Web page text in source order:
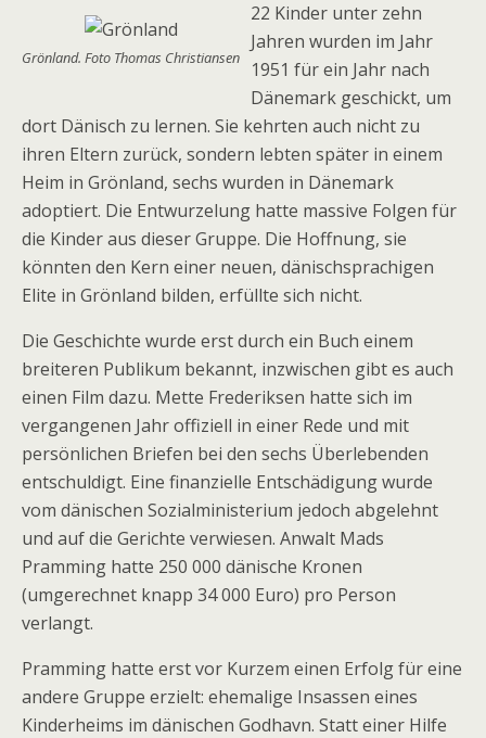
Grönland. Foto Thomas Christiansen
22 Kinder unter zehn
Jahren wurden im Jahr
1951 für ein Jahr nach
Dänemark geschickt, um
dort Dänisch zu lernen. Sie kehrten auch nicht zu
ihren Eltern zurück, sondern lebten später in einem
Heim in Grönland, sechs wurden in Dänemark
adoptiert. Die Entwurzelung hatte massive Folgen für
die Kinder aus dieser Gruppe. Die Hoffnung, sie
könnten den Kern einer neuen, dänischsprachigen
Elite in Grönland bilden, erfüllte sich nicht.
Die Geschichte wurde erst durch ein Buch einem
breiteren Publikum bekannt, inzwischen gibt es auch
einen Film dazu. Mette Frederiksen hatte sich im
vergangenen Jahr offiziell in einer Rede und mit
persönlichen Briefen bei den sechs Überlebenden
entschuldigt. Eine finanzielle Entschädigung wurde
vom dänischen Sozialministerium jedoch abgelehnt
und auf die Gerichte verwiesen. Anwalt Mads
Pramming hatte 250 000 dänische Kronen
(umgerechnet knapp 34 000 Euro) pro Person
verlangt.
Pramming hatte erst vor Kurzem einen Erfolg für eine
andere Gruppe erzielt: ehemalige Insassen eines
Kinderheims im dänischen Godhavn. Statt einer Hilfe